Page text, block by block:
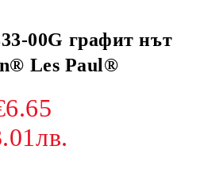
00G графит нът
Les Paul®